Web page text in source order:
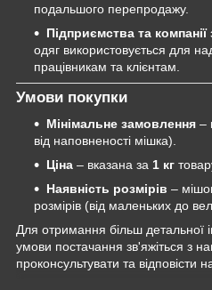
подальшого перепродажу.
Підприємства та
одяг використовується для
працівникам та клієнтам.
Умови покупки
Мінімальне замовлення –
від наповненості мішка).
Ціна – вказана за 1 кг
Наявність розмірів –
розмірів (від маленьких до
Для отримання більш детальної
умови постачання зв'яжіться з
проконсультувати та відповісти